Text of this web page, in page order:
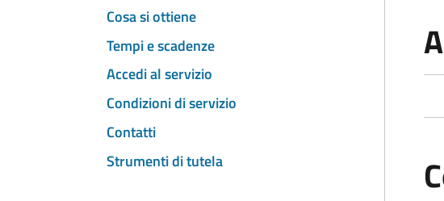
Cosa si ottiene
Tempi e scadenze
Accedi al servizio
Condizioni di servizio
Contatti
Strumenti di tutela